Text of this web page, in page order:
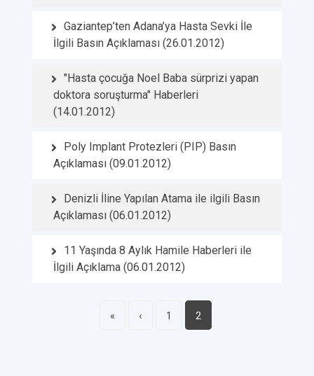
Gaziantep’ten Adana’ya Hasta Sevki İle
İlgili Basın Açıklaması (26.01.2012)
"Hasta çocuğa Noel Baba sürprizi yapan
doktora soruşturma" Haberleri
(14.01.2012)
Poly Implant Protezleri (PIP) Basın
Açıklaması (09.01.2012)
Denizli İline Yapılan Atama ile ilgili Basın
Açıklaması (06.01.2012)
11 Yaşında 8 Aylık Hamile Haberleri ile
İlgili Açıklama (06.01.2012)
« ‹ 1 2